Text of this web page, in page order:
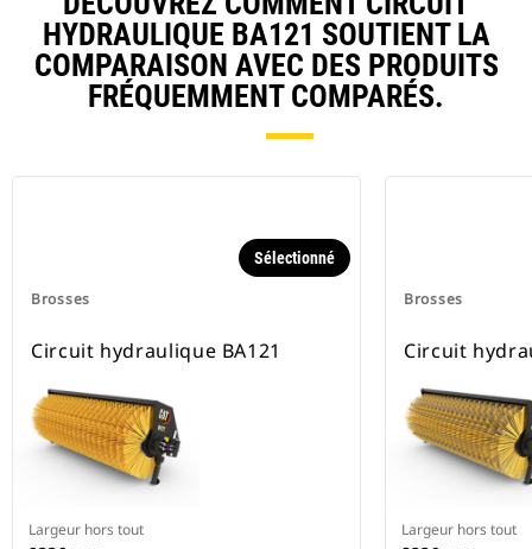
HYDRAULIQUE BA121 SOUTIENT LA
COMPARAISON AVEC DES PRODUITS
FRÉQUEMMENT COMPARÉS.
Brosses
Sélectionné
Circuit hydraulique BA121
Largeur hors tout
Brosses
Circuit
Largeur hors tout